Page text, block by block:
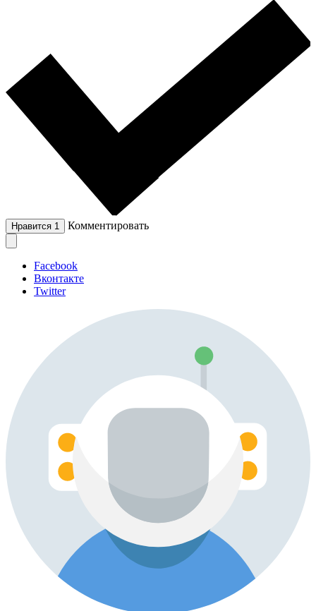
Нравится 1 Комментировать
Facebook
Вконтакте
Twitter